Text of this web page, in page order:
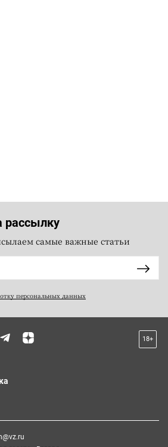
рассылку
самые важные статьи
персональных данных
18+